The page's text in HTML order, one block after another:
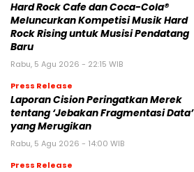
Hard Rock Cafe dan Coca-Cola®
Meluncurkan Kompetisi Musik Hard
Rock Rising untuk Musisi Pendatang
Baru
Rabu, 5 Agu 2026 - 22:15 WIB
Press Release
Laporan Cision Peringatkan Merek
tentang ‘Jebakan Fragmentasi Data’
yang Merugikan
Rabu, 5 Agu 2026 - 14:00 WIB
Press Release